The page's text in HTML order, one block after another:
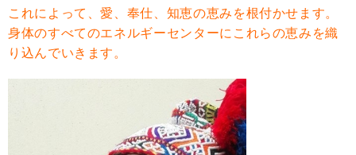
これによって、愛、奉仕、知恵の恵みを根付かせます。
身体のすべてのエネルギーセンターにこれらの恵みを織
り込んでいきます。